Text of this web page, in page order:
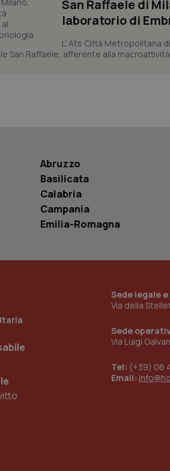
San Raffaele di
laboratorio di
L’ Ats Città Metropolitana
San Raffaele, afferente alla
Abruzzo
Basilicata
Calabria
Campania
Emilia-Romagna
Sede legale
Via della
Sede
Via Luigi
Tel: (+39) 06
Email:
PHPSESSID
__Secure-YNID
__Secure-
tracking-sites-
ironfish-tracking-